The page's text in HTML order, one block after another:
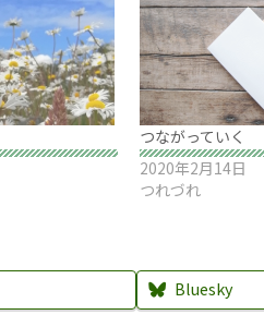
つながっていく
2020年2月14日
つれづれ
Bluesky